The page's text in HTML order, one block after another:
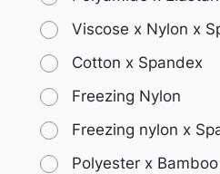
Viscose x Nylon x
Cotton x Spandex
Freezing Nylon
Freezing nylon x
Polyester x